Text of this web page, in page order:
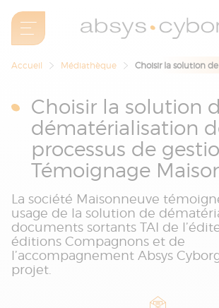
Accueil Médiathèque
Choisir la solution
dématérialisation
processus de
Témoignage
La société Maisonneuve
usage de la solution de
documents sortants TAI de
éditions Compagnons et de
l’accompagnement Absys
projet.